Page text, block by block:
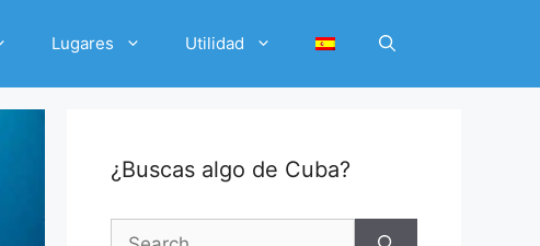
Lugares Utilidad
¿Buscas algo de Cuba?
Search